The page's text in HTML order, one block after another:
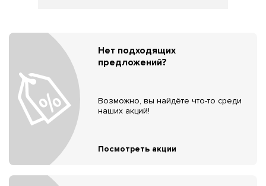
Нет подходящих
предложений?
Возможно, вы найдёте что-то среди
наших акций!
Посмотреть акции